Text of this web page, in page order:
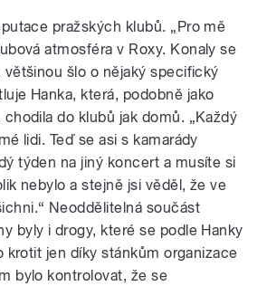
pražských klubů. „Pro mě
atmosféra v Roxy. Konaly se
šlo o nějaký specifický
Hanka, která, podobně jako
chodila do klubů jak domů. „Každý
lidi. Teď se asi s kamarády
týden na jiný koncert a musíte si
nebylo a stejně jsi věděl, že ve
Neoddělitelná součást
byly i drogy, které se podle Hanky
krotit jen díky stánkům organizace
bylo kontrolovat, že se